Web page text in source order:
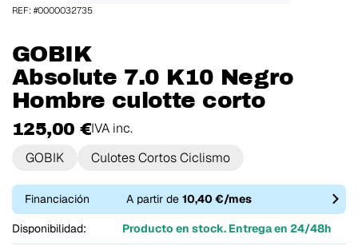
GOBIK
Absolute 7.0 K10 Negro
Hombre culotte corto
125,00 €IVA inc.
GOBIK
Culotes Cortos Ciclismo
Financiación A partir de10,40 €/mes
Disponibilidad: Producto en stock. Entrega en 24/48h
REF: #0000032735